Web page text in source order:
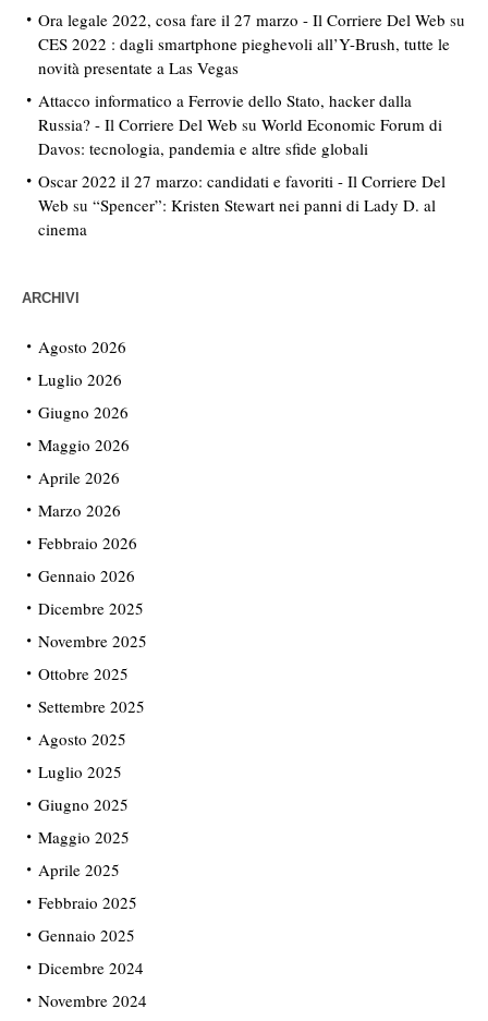
Ora legale 2022, cosa fare il 27 marzo - Il Corriere Del Web su
CES 2022 : dagli smartphone pieghevoli all’Y-Brush, tutte le
novità presentate a Las Vegas
Attacco informatico a Ferrovie dello Stato, hacker dalla
Russia? - Il Corriere Del Web su World Economic Forum di
Davos: tecnologia, pandemia e altre sfide globali
Oscar 2022 il 27 marzo: candidati e favoriti - Il Corriere Del
Web su “Spencer”: Kristen Stewart nei panni di Lady D. al
cinema
ARCHIVI
Agosto 2026
Luglio 2026
Giugno 2026
Maggio 2026
Aprile 2026
Marzo 2026
Febbraio 2026
Gennaio 2026
Dicembre 2025
Novembre 2025
Ottobre 2025
Settembre 2025
Agosto 2025
Luglio 2025
Giugno 2025
Maggio 2025
Aprile 2025
Febbraio 2025
Gennaio 2025
Dicembre 2024
Novembre 2024